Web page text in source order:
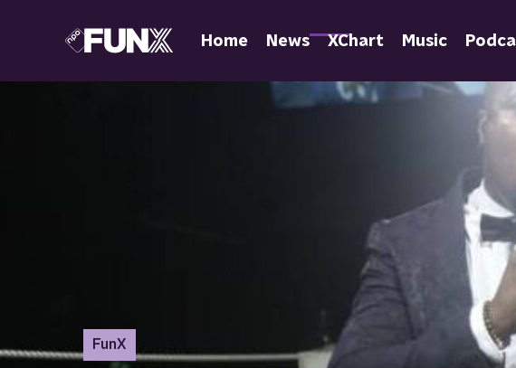
Home News XChart Music
FunX